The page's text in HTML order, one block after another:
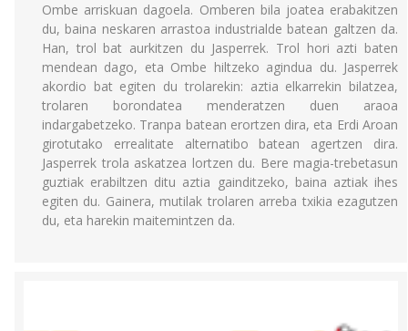
Ombe arriskuan dagoela. Omberen bila joatea erabakitzen
du, baina neskaren arrastoa industrialde batean galtzen da.
Han, trol bat aurkitzen du Jasperrek. Trol hori azti baten
mendean dago, eta Ombe hiltzeko agindua du. Jasperrek
akordio bat egiten du trolarekin: aztia elkarrekin bilatzea,
trolaren borondatea menderatzen duen araoa
indargabetzeko. Tranpa batean erortzen dira, eta Erdi Aroan
girotutako errealitate alternatibo batean agertzen dira.
Jasperrek trola askatzea lortzen du. Bere magia-trebetasun
guztiak erabiltzen ditu aztia gainditzeko, baina aztiak ihes
egiten du. Gainera, mutilak trolaren arreba txikia ezagutzen
du, eta harekin maitemintzen da.